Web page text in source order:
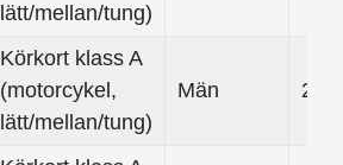
lätt/mellan/tung)
Körkort klass A
(motorcykel,
lätt/mellan/tung)
Män 25-